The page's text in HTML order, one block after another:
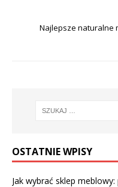
Najlepsze naturalne
OSTATNIE WPISY
Jak wybrać sklep